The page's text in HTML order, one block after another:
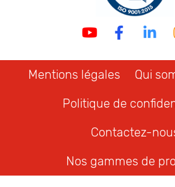
Mentions légales
Qui
Politique de
Contactez-
Nos gammes de